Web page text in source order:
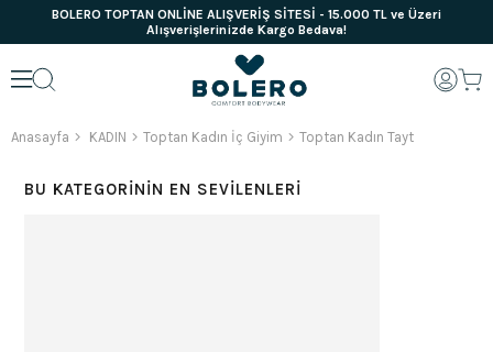
BOLERO TOPTAN ONLİNE ALIŞVERİŞ SİTESİ - 15.000 TL ve Üzeri
Alışverişlerinizde Kargo Bedava!
Anasayfa KADIN Toptan Kadın İç Giyim Toptan Kadın Tayt
BU KATEGORININ EN SEVILENLERI